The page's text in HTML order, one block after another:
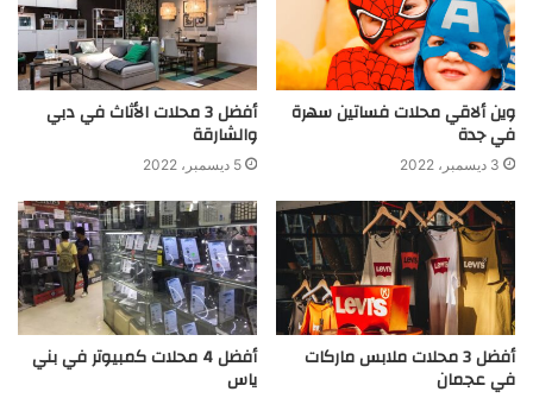
وين ألاقي محلات فساتين سهرة
في جدة
3 ديسمبر، 2022
أفضل 3 محلات الأثاث في دبي
والشارقة
5 ديسمبر، 2022
أفضل 3 محلات ملابس ماركات
في عجمان
أفضل 4 محلات كمبيوتر في بني
ياس